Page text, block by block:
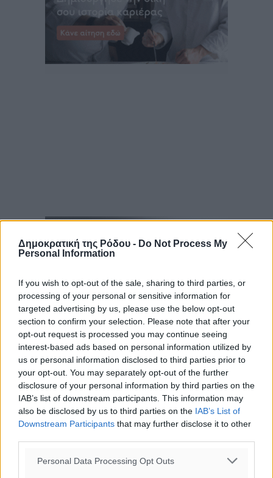
Δημοκρατική της Ρόδου - Do Not Process My
Personal Information
If you wish to opt-out of the sale, sharing to third parties, or
processing of your personal or sensitive information for
targeted advertising by us, please use the below opt-out
section to confirm your selection. Please note that after your
opt-out request is processed you may continue seeing
interest-based ads based on personal information utilized by
us or personal information disclosed to third parties prior to
your opt-out. You may separately opt-out of the further
disclosure of your personal information by third parties on the
IAB’s list of downstream participants. This information may
also be disclosed by us to third parties on the IAB’s List of
Downstream Participants that may further disclose it to other
Personal Data Processing Opt Outs
Ροή ειδήσεων
Γ’ Εθνική Κατηγορία: Οι ημερομηνίες των
αγωνιστικών της κανονικής περιόδου
Αθλητικά• πριν 3 ώρες